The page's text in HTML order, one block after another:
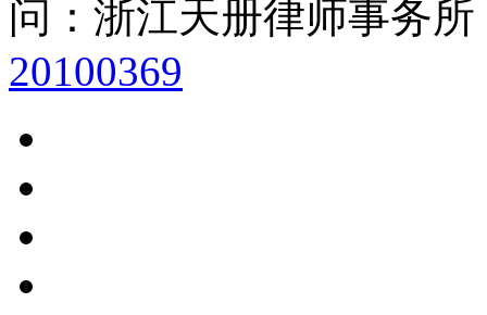
问：浙江天册律师事务
20100369